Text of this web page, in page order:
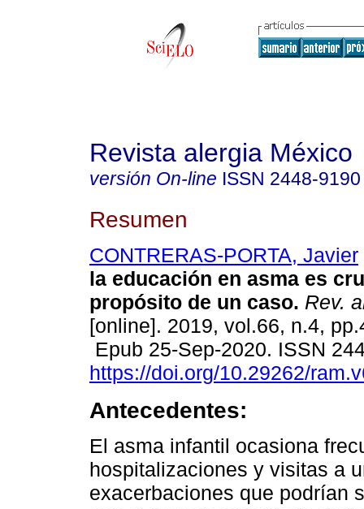
Revista alergia México
versión On-line ISSN 2448-9190
Resumen
CONTRERAS-PORTA, Javier
la educación en asma es
propósito de un caso. Rev.
[online]. 2019, vol.66, n.4,
Epub 25-Sep-2020. ISSN
https://doi.org/10.29262/
Antecedentes:
El asma infantil ocasiona
hospitalizaciones y visitas a
exacerbaciones que podrían